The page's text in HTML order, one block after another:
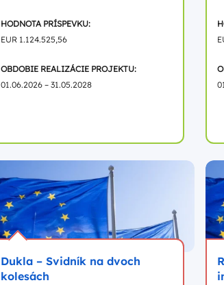
HODNOTA PRÍSPEVKU:
EUR 1.124.525,56
OBDOBIE REALIZÁCIE PROJEKTU:
01.06.2026 – 31.05.2028
Dukla – Svidník na dvoch
kolesách